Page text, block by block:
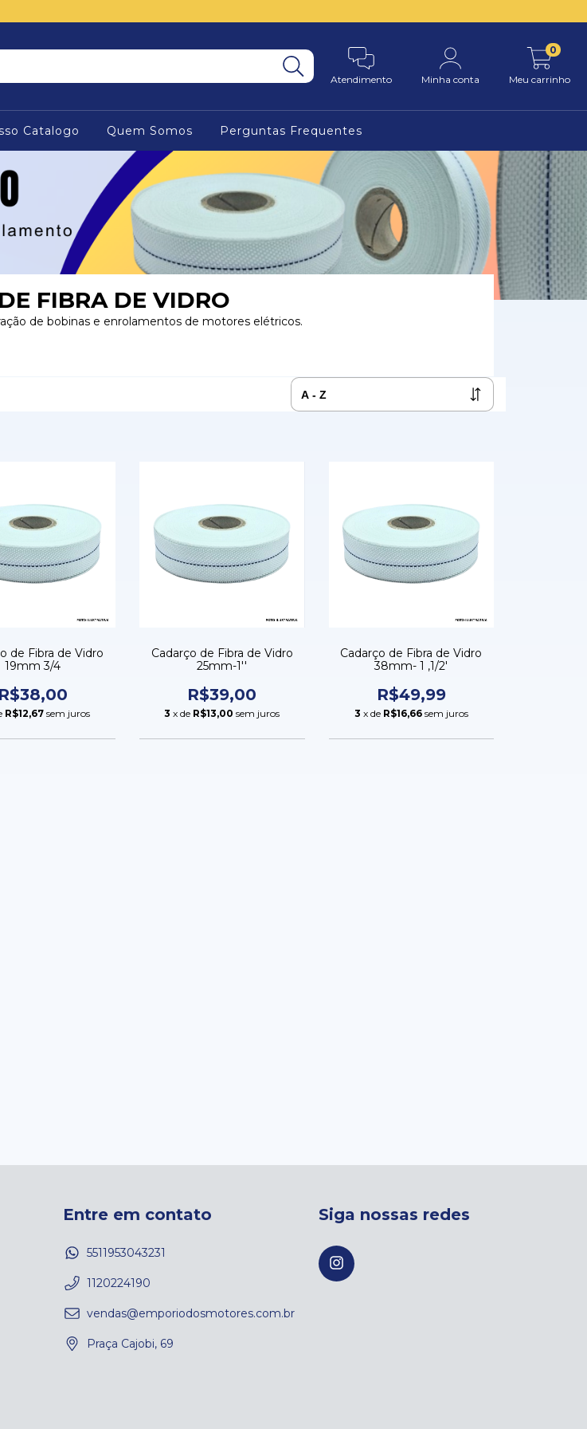
Atendimento Minha conta Meu carrinho
0
Catalogo Quem Somos Perguntas Frequentes
FIBRA DE VIDRO
de bobinas e enrolamentos de motores elétricos.
de Fibra de Vidro
19mm 3/4
R$38,00
R$12,67 sem juros
Cadarço de Fibra de Vidro
25mm-1''
R$39,00
3 x de R$13,00 sem juros
Cadarço de Fibra de Vidro
38mm- 1 ,1/2'
R$49,99
3 x de R$16,66 sem juros
Entre em contato
5511953043231
1120224190
vendas@emporiodosmotores.com.br
Praça Cajobi, 69
Siga nossas redes